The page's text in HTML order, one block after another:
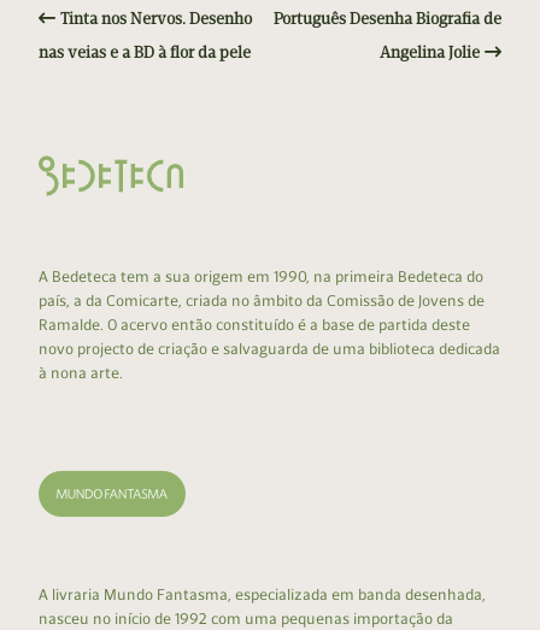
Tinta nos Nervos. Desenho
nas veias e a BD à flor da pele
Português Desenha Biografia de
Angelina Jolie
A Bedeteca tem a sua origem em 1990, na primeira Bedeteca do
país, a da Comicarte, criada no âmbito da Comissão de Jovens de
Ramalde. O acervo então constituído é a base de partida deste
novo projecto de criação e salvaguarda de uma biblioteca dedicada
à nona arte.
A livraria Mundo Fantasma, especializada em banda desenhada,
nasceu no início de 1992 com uma pequenas importação da